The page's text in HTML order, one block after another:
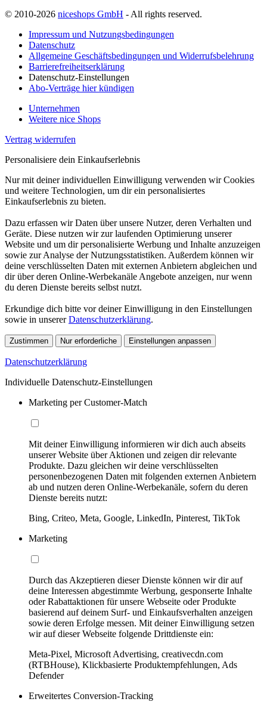
© 2010-2026 niceshops GmbH - All rights reserved.
Impressum und Nutzungsbedingungen
Datenschutz
Allgemeine Geschäftsbedingungen und Widerrufsbelehrung
Barrierefreiheitserklärung
Datenschutz-Einstellungen
Abo-Verträge hier kündigen
Unternehmen
Weitere nice Shops
Vertrag widerrufen
Personalisiere dein Einkaufserlebnis
Nur mit deiner individuellen Einwilligung verwenden wir Cookies
und weitere Technologien, um dir ein personalisiertes
Einkaufserlebnis zu bieten.
Dazu erfassen wir Daten über unsere Nutzer, deren Verhalten und
Geräte. Diese nutzen wir zur laufenden Optimierung unserer
Website und um dir personalisierte Werbung und Inhalte anzuzeigen
sowie zur Analyse der Nutzungsstatistiken. Außerdem können wir
deine verschlüsselten Daten mit externen Anbietern abgleichen und
dir über deren Online-Werbekanäle Angebote anzeigen, nur wenn
du deren Dienste bereits selbst nutzt.
Erkundige dich bitte vor deiner Einwilligung in den Einstellungen
sowie in unsererDatenschutzerklärung.
Zustimmen Nur erforderliche Einstellungen anpassen
Datenschutzerklärung
Individuelle Datenschutz-Einstellungen
Marketing per Customer-Match
Mit deiner Einwilligung informieren wir dich auch abseits
unserer Website über Aktionen und zeigen dir relevante
Produkte. Dazu gleichen wir deine verschlüsselten
personenbezogenen Daten mit folgenden externen Anbietern
ab und nutzen deren Online-Werbekanäle, sofern du deren
Dienste bereits nutzt:
Bing, Criteo, Meta, Google, LinkedIn, Pinterest, TikTok
Marketing
Durch das Akzeptieren dieser Dienste können wir dir auf
deine Interessen abgestimmte Werbung, gesponserte Inhalte
oder Rabattaktionen für unsere Webseite oder Produkte
basierend auf deinem Surf- und Einkaufsverhalten anzeigen
sowie deren Erfolge messen. Mit deiner Einwilligung setzen
wir auf dieser Webseite folgende Drittdienste ein:
Meta-Pixel, Microsoft Advertising, creativecdn.com
(RTBHouse), Klickbasierte Produktempfehlungen, Ads
Defender
Erweitertes Conversion-Tracking